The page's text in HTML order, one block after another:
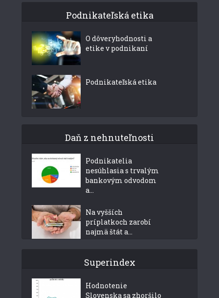
Podnikateľská etika
O dôveryhodnosti a
etike v podnikaní
Podnikateľská etika
Daň z nehnuteľnosti
Podnikatelia
nesúhlasia s trvalým
bankovým odvodom
a...
Na vyšších
príplatkoch zarobí
najmä štát a...
Superindex
Hodnotenie
Slovenska sa zhoršilo